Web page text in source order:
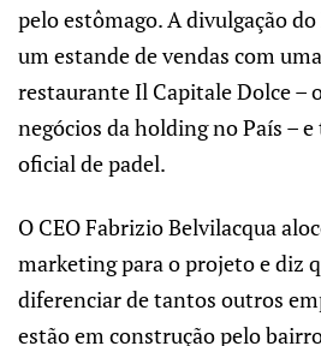
pelo estômago. A divulgação
um estande de vendas com uma
restaurante Il Capitale Dolce –
negócios da holding no País –
oficial de padel.
O CEO Fabrizio Belvilacqua
marketing para o projeto e diz
diferenciar de tantos outros
estão em construção pelo